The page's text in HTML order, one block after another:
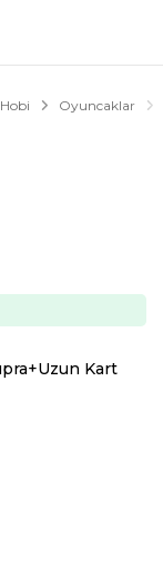
Oyuncaklar
Kart